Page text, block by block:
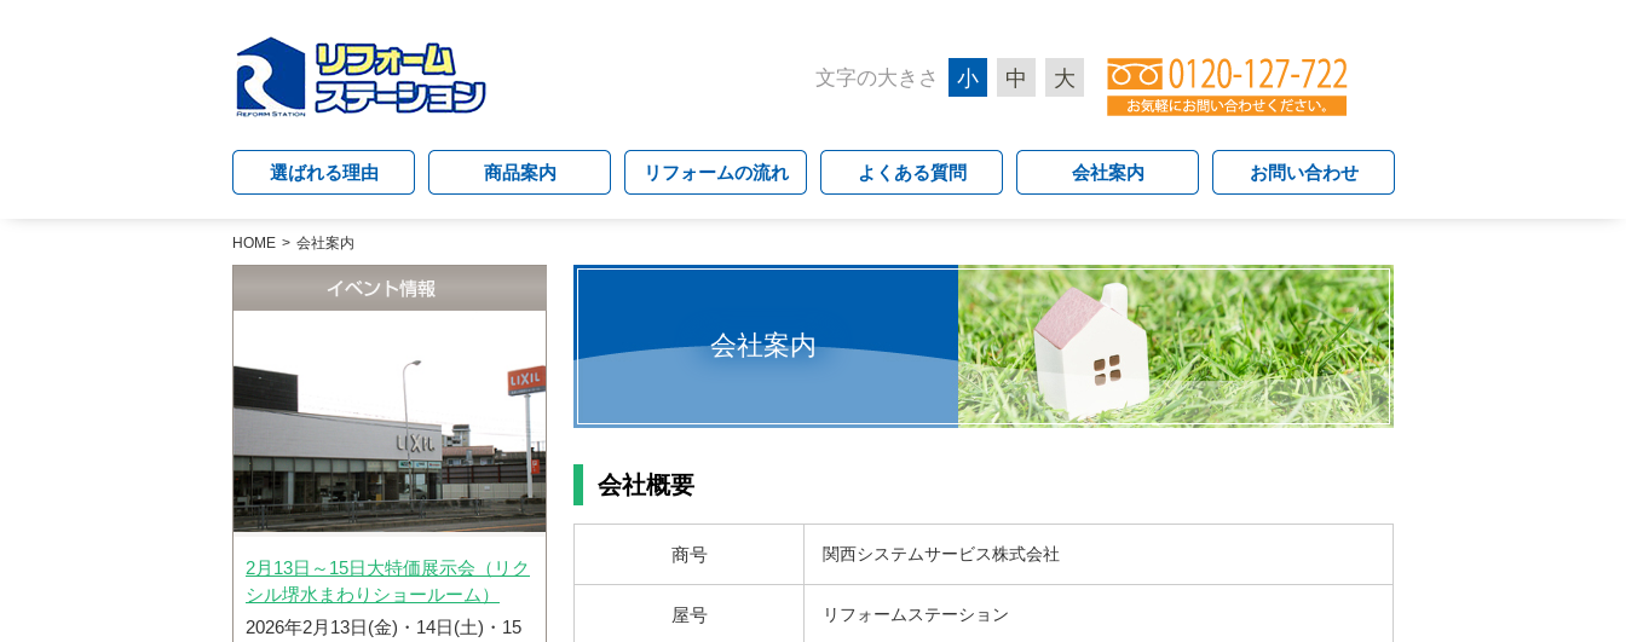
文字の大きさ 小 中 大
選ばれる理由 商品案内 リフォームの流れ よくある質問 会社案内 お問い合わせ
HOME 会社案内
会社案内
会社概要
商号 関西システムサービス株式会社
屋号 リフォームステーション
2月13日～15日大特価展示会（リク
シル堺水まわりショールーム）
2026年2月13日(金)・14日(土)・15